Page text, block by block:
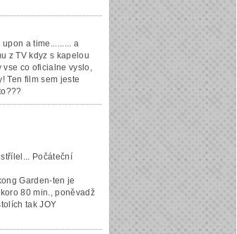
a time......... a
z TV kdyz s kapelou
vse co oficialne vyslo,
Ten film sem jeste
Počáteční
Garden-ten je
80 min., poněvadž
tak JOY